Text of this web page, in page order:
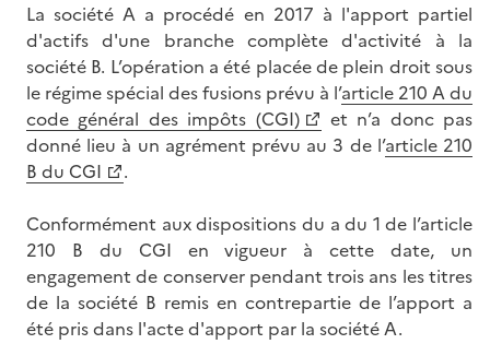
La société A a procédé en 2017 à l'apport partiel
d'actifs d'une branche complète d'activité à la
société B. L’opération a été placée de plein droit sous
le régime spécial des fusions prévu à l’article 210 A du
code général des impôts (CGI)
et n’a donc pas
donné lieu à un agrément prévu au 3 de l’article 210
B du CGI
.
Conformément aux dispositions du a du 1 de l’article
210 B du CGI en vigueur à cette date, un
engagement de conserver pendant trois ans les titres
de la société B remis en contrepartie de l’apport a
été pris dans l'acte d'apport par la société A.